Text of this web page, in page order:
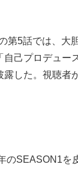
第5話では、大
自己プロデュー
露した。視聴者
のSEASON1を